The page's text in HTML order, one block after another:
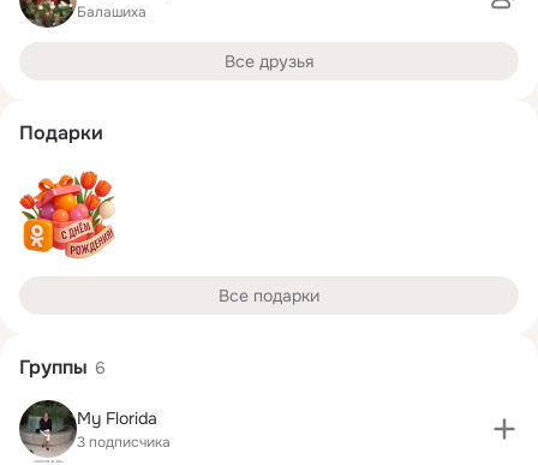
Балашиха
Все друзья
Подарки
Все подарки
Группы 6
My Florida
3 подписчика